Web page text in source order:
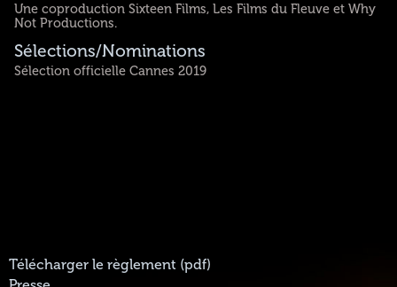
Une coproduction Sixteen Films, Les Films du Fleuve et Why
Not Productions.
Sélections/Nominations
Sélection officielle Cannes 2019
Télécharger le règlement (pdf)